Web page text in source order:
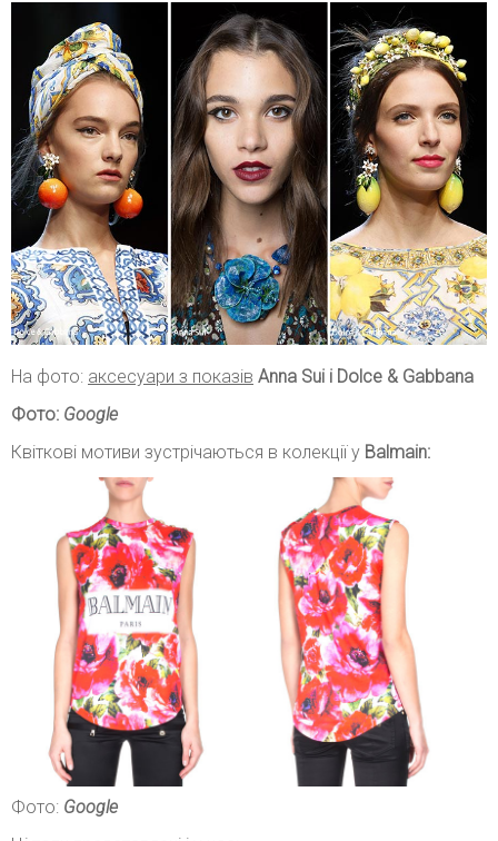
На фото: аксесуари з показів Anna Sui і Dolce & Gabbana
Фото: Google
Квіткові мотиви зустрічаються в колекції у Balmain:
Фото: Google